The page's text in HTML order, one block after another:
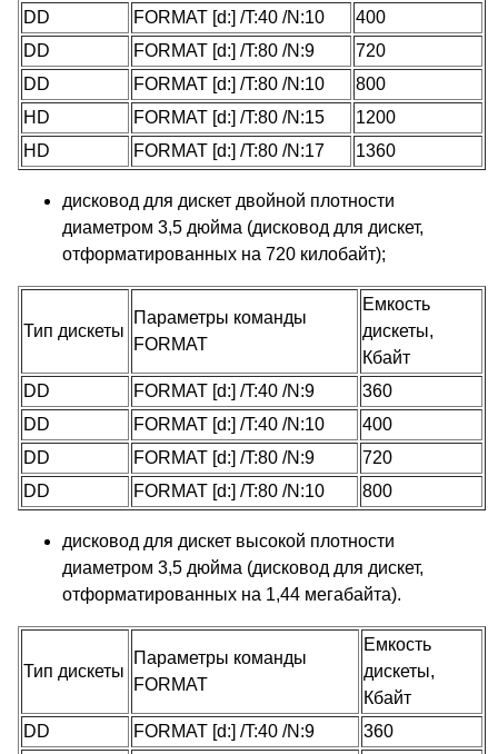
DD
FORMAT [d:] /T:40 /N:10
400
DD
FORMAT [d:] /T:80 /N:9
720
DD
FORMAT [d:] /T:80 /N:10
800
HD
FORMAT [d:] /T:80 /N:15
1200
HD
FORMAT [d:] /T:80 /N:17 1360
дисковод для дискет двойной плотности
диаметром 3,5 дюйма (дисковод для дискет,
отформатированных на 720 килобайт);
Тип дискеты
Параметры команды
FORMAT
Емкость
дискеты,
Кбайт
DD
FORMAT [d:] /T:40 /N:9
360
DD
FORMAT [d:] /T:40 /N:10
400
DD
FORMAT [d:] /T:80 /N:9
720
DD
FORMAT [d:] /T:80 /N:10 800
дисковод для дискет высокой плотности
диаметром 3,5 дюйма (дисковод для дискет,
отформатированных на 1,44 мегабайта).
Тип дискеты
Параметры команды
FORMAT
Емкость
дискеты,
Кбайт
DD
FORMAT [d:] /T:40 /N:9
360